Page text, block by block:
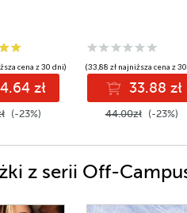
cena z 30 dni)
zł
(-23%)
(33,88 zł najniższa cena z
33.88 zł
44.00zł (-23%)
z serii Off-